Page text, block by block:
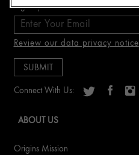
Sign Up for E-mails
Review our data privacy notice
Connect With Us:
ABOUT US
Origins Mission